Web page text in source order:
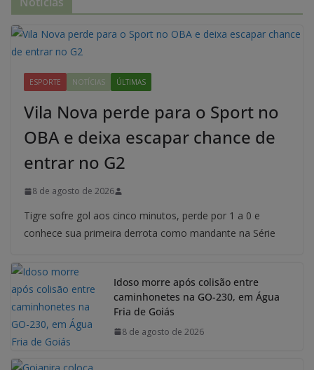
ESPORTE NOTÍCIAS ÚLTIMAS
Vila Nova perde para o Sport no
OBA e deixa escapar chance de
entrar no G2
8 de agosto de 2026
Tigre sofre gol aos cinco minutos, perde por 1 a 0 e
conhece sua primeira derrota como mandante na Série
Idoso morre após colisão entre
caminhonetes na GO-230, em Água
Fria de Goiás
8 de agosto de 2026